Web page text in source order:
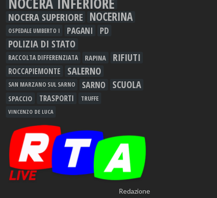
NOCERA SUPERIORE NOCERINA
OSPEDALE UMBERTO I PAGANI PD
POLIZIA DI STATO
RACCOLTA DIFFERENZIATA RAPINA RIFIUTI
ROCCAPIEMONTE SALERNO
SAN MARZANO SUL SARNO SARNO SCUOLA
SPACCIO TRASPORTI TRUFFE
VINCENZO DE LUCA
Redazione